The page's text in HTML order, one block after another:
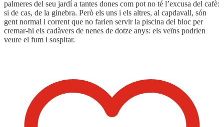
palmeres del seu jardí a tantes dones com pot no té l’excusa del cafè:
si de cas, de la ginebra. Però els uns i els altres, al capdavall, són
gent normal i corrent que no farien servir la piscina del bloc per
cremar-hi els cadàvers de nenes de dotze anys: els veïns podrien
veure el fum i sospitar.